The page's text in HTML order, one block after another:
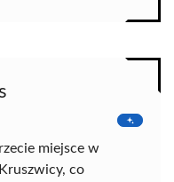
miejsce w
co